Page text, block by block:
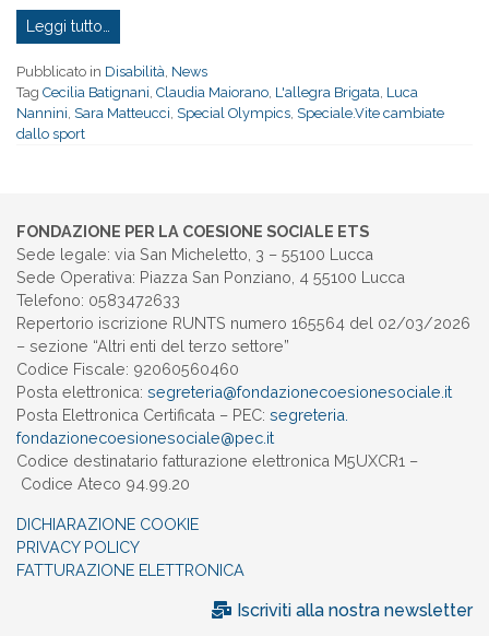
Leggi tutto…
Pubblicato in Disabilità, News
Tag Cecilia Batignani, Claudia Maiorano, L'allegra Brigata, Luca
Nannini, Sara Matteucci, Special Olympics, Speciale.Vite cambiate
dallo sport
FONDAZIONE PER LA COESIONE SOCIALE ETS
Sede legale: via San Micheletto, 3 – 55100 Lucca
Sede Operativa: Piazza San Ponziano, 4 55100 Lucca
Telefono: 0583472633
Repertorio iscrizione RUNTS numero 165564 del 02/03/2026
– sezione “Altri enti del terzo settore”
Codice Fiscale: 92060560460
Posta elettronica: segreteria@fondazionecoesionesociale.it
Posta Elettronica Certificata – PEC: segreteria.
fondazionecoesionesociale@pec. it
Codice destinatario fatturazione elettronica M5UXCR1 –
Codice Ateco 94.99.20
DICHIARAZIONE COOKIE
PRIVACY POLICY
FATTURAZIONE ELETTRONICA
Iscriviti alla nostra newsletter